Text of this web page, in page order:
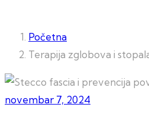
Početna
Terapija zglobova i
novembar 7, 2024